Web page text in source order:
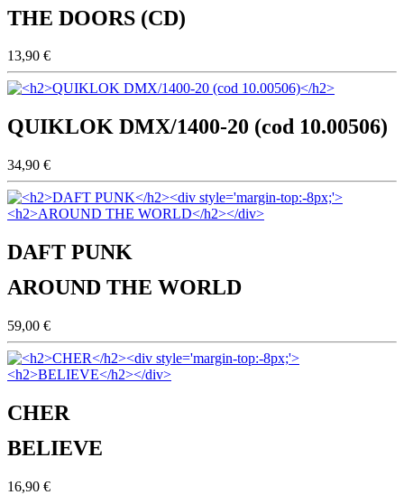
THE DOORS (CD)
13,90 €
QUIKLOK DMX/1400-20 (cod 10.00506)
34,90 €
DAFT PUNK
AROUND THE WORLD
59,00 €
CHER
BELIEVE
16,90 €